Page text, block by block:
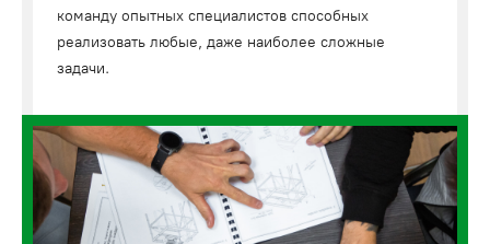
команду опытных специалистов способных
реализовать любые, даже наиболее сложные
задачи.